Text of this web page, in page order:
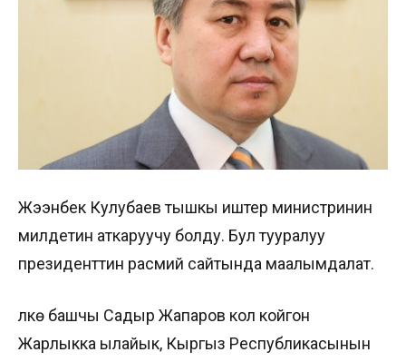
Жээнбек Кулубаев тышкы иштер министринин
милдетин аткаруучу болду. Бул тууралуу
президенттин расмий сайтында маалымдалат.
Өлкө башчы Садыр Жапаров кол койгон
Жарлыкка ылайык, Кыргыз Республикасынын